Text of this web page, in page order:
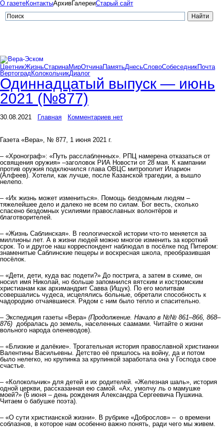
О газетеКонтактыАрхивГалереиСтарый сайт
ЦветникЖизньСтаринаМирОтчинаПамятьДнесьСловоСобеседникПочта
ВертоградКолокольчикДиалог
Одиннадцатый выпуск — июнь
2021 (№877)
30.08.2021 Главная Комментариев нет
Газета «Вера», № 877, 1 июня 2021 г.
– «Хронограф»: «Путь расслабленных». РПЦ намерена отказаться от
освящения оружия» –заголовок РИА Новости от 28 мая. К кампании
против оружия подключился глава ОВЦС митрополит Иларион
(Алфеев). Хотели, как лучше, после Казанской трагедии, а вышло
нелепо.
– «Их жизнь может измениться». Помощь бездомным людям –
тяжелейшее дело и далеко не всем по силам. Бог весть, сколько
спасено бездомных усилиями православных волонтёров и
благотворителей.
– «Жизнь Саблинская». В геологической истории что-то меняется за
миллионы лет. А в жизни людей можно многое изменить за короткий
срок. То и другое наш корреспондент наблюдал в посёлке под Питером:
знаменитые Саблинские пещеры и воскресная школа, преобразившая
посёлок.
– «Дети, дети, куда вас подети?» До пострига, а затем в схиме, он
носил имя Николай, но больше запомнился вятским и костромским
христианам как архимандрит Савва (Ищук). По его молитвам
совершались чудеса, исцелялись больные, обретали способность к
чадородию отчаявшиеся. Рядом с ним было тепло и спасительно.
– Экспедиция газеты «Вера» (Продолжение. Начало в №№ 861–866, 868–
876) добралась до земель, населенных саамами. Читайте о жизни
вольного народа оленеводов).
– «Близкие и далёкие». Трогательная история православной христианки
Валентины Васильевны. Детство её пришлось на войну, да и потом
было нелегко, но крупинка за крупинкой заработала она у Господа свое
счастье.
– «Колокольчик» для детей и их родителей. «Железная шаль», история
одной церкви, рассказанная ею самой. «Ах, умолчу ль о мамушке
моей?» (6 июня – день рождения Александра Сергеевича Пушкина.
Читаем о бабушке поэта).
– «О сути христианской жизни». В рубрике «Доброслов» – о времени
соблазнов, в которое нам особенно важно понять, ради чего мы живем.